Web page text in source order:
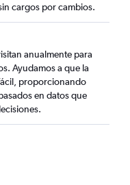
cargos por cambios.
anualmente para
Ayudamos a que la
proporcionando
en datos que